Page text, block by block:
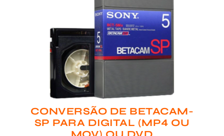
CONVERSÃO DE BETACAM-
SP PARA DIGITAL (MP4 OU